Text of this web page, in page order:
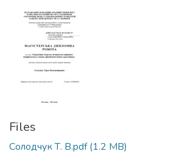
Files
Солодчук Т. В.pdf(1.2 MB)